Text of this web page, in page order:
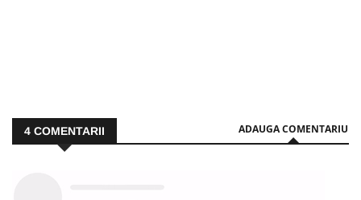
4 COMENTARII ADAUGA COMENTARIU